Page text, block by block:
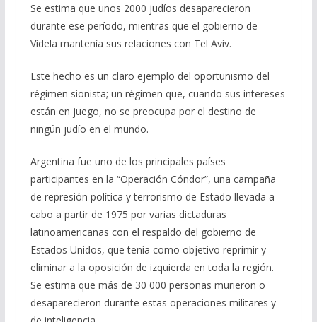
Se estima que unos 2000 judíos desaparecieron
durante ese período, mientras que el gobierno de
Videla mantenía sus relaciones con Tel Aviv.
Este hecho es un claro ejemplo del oportunismo del
régimen sionista; un régimen que, cuando sus intereses
están en juego, no se preocupa por el destino de
ningún judío en el mundo.
Argentina fue uno de los principales países
participantes en la “Operación Cóndor”, una campaña
de represión política y terrorismo de Estado llevada a
cabo a partir de 1975 por varias dictaduras
latinoamericanas con el respaldo del gobierno de
Estados Unidos, que tenía como objetivo reprimir y
eliminar a la oposición de izquierda en toda la región.
Se estima que más de 30 000 personas murieron o
desaparecieron durante estas operaciones militares y